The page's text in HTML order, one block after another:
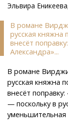
Эльвира
В романе
русская княжна
внесёт
Александра»...
В романе
русская княжна
внесёт
— поскольку в